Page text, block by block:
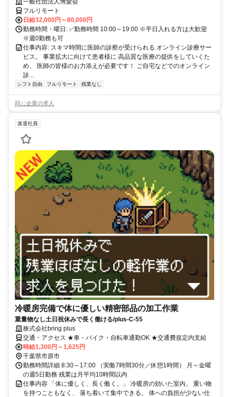
業務一般社団法人博愛会
フルリモート
日給32,000円～80,000円
勤務時間・曜日: ✅勤務時間 10:00～19:00 ※平日入れる方は大歓迎
※週0勤務も可
仕事内容: スキマ時間に医師の診察が受けられる オンライン診療サー
ビス。 事業拡大に向けて患者様に 高品質な医療の提供をしていくた
め、 医師の皆様のお力添えが必要です！ ご自宅などでのオンライン
診...
シフト自由 フルリモート 残業なし
同じ企業の求人
派遣社員
冷暖房完備で体に優しい精密部品の加工作業
重量物なし土日祝休みで長く働ける/plus-C-55
株式会社bring plus
交通・アクセス ★車・バイク・自転車通勤OK ★交通費規定内支給
時給1,300円～1,625円
千葉県市原市
勤務時間詳細 8:30～17:00 （実働7時間30分／休憩1時間） 月～金曜
の週5日勤務 残業は月平均10時間以内
仕事内容 「体に優しく、長く働く。」 冷暖房の効いた室内。 重い物
を持つこともなく、 落ち着いて集中できる。 体への負担が少ない仕